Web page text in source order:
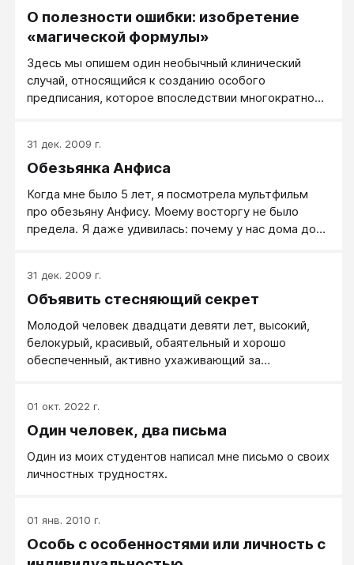
О полезности ошибки: изобретение
«магической формулы»
Здесь мы опишем один необычный клинический
случай, относящийся к созданию особого
предписания, которое впоследствии многократно
особый интерес имеет именно тот факт, что это
«изобретение» было плодом диагностической
процедур, не совсем подходящих к самому случаю.
31 дек. 2009 г.
Обезьянка Анфиса
Когда мне было 5 лет, я посмотрела мультфильм
про обезьяну Анфису. Моему восторгу не было
предела. Я даже удивилась: почему у нас дома до
донесена до взрослых, но понимания не вызвала.
Дабы отвлечь ребенка, дед купил книжку про
«Бодю»…
31 дек. 2009 г.
Объявить стесняющий секрет
Молодой человек двадцати девяти лет, высокий,
белокурый, красивый, обаятельный и хорошо
обеспеченный, активно ухаживающий за
плэйбоя, пришел с просьбой о помощи из-за своей
«драматической» проблемы. Он рассказал, что уже
удовлетворительной эрекции и, соответственно,
возможности пенетрации и положительного
01 окт. 2022 г.
Один человек, два письма
Один из моих студентов написал мне письмо о своих
личностных трудностях.
01 янв. 2010 г.
Особь с особенностями или личность с